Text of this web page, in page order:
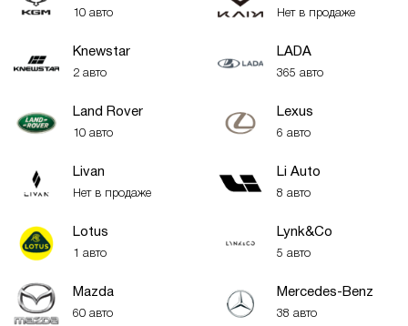
10 авто Нет в продаже
Knewstar
2 авто
LADA
365 авто
Land Rover
10 авто
Lexus
6 авто
Livan
Нет в продаже
Li Auto
8 авто
Lotus
1 авто
Lynk&Co
5 авто
Mazda
60 авто
Mercedes-Benz
38 авто